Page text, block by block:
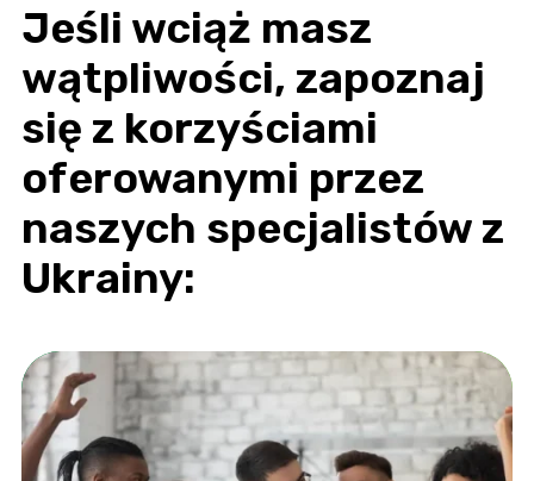
Jeśli wciąż masz
wątpliwości, zapoznaj
się z korzyściami
oferowanymi przez
naszych specjalistów z
Ukrainy: